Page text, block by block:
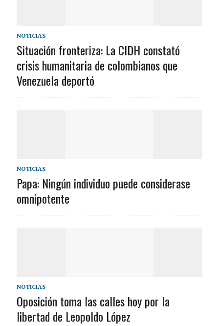
NOTICIAS
Situación fronteriza: La CIDH constató
crisis humanitaria de colombianos que
Venezuela deportó
NOTICIAS
Papa: Ningún individuo puede considerase
omnipotente
NOTICIAS
Oposición toma las calles hoy por la
libertad de Leopoldo López